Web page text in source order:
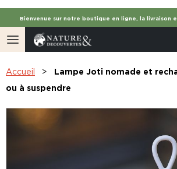
Bienvenue sur notre boutique en ligne, la livraison
Accueil
Lampe Joti nomade et
ou à suspendre